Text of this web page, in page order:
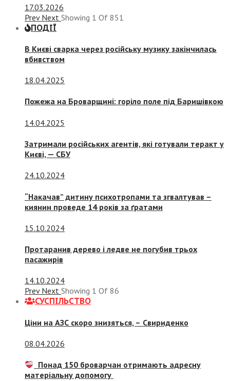
17.03.2026
Prev Next Showing 1 Of 851
ПОДІЇ
В Києві сварка через російську музику закінчилась
вбивством
18.04.2025
Пожежа на Броварщині: горіло поле під Баришівкою
14.04.2025
Затримали російських агентів, які готували теракт у
Києві, — СБУ
24.10.2024
“Накачав” дитину психотропами та згвалтував –
киянин проведе 14 років за ґратами
15.10.2024
Протаранив дерево і ледве не погубив трьох
пасажирів
14.10.2024
Prev Next Showing 1 Of 86
СУСПIЛЬСТВО
Ціни на АЗС скоро знизяться, – Свириденко
08.04.2026
Понад 150 броварчан отримають адресну
матеріальну допомогу